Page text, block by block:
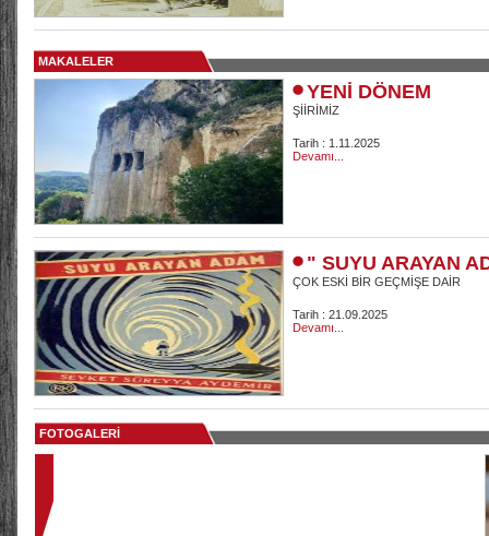
MAKALELER
YENİ DÖNEM
ŞİİRİMİZ
Tarih : 1.11.2025
Devamı...
" SUYU ARAYAN
ÇOK ESKİ BİR GEÇMİŞE DAİR
Tarih : 21.09.2025
Devamı...
FOTOGALERİ